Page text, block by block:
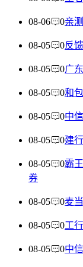
08-06 0亲
08-05 0反
08-05 0广
08-05 0和
08-05 0中
08-05 0建
08-05 0霸
券
08-05 0麦
08-05 0工
08-05 0中